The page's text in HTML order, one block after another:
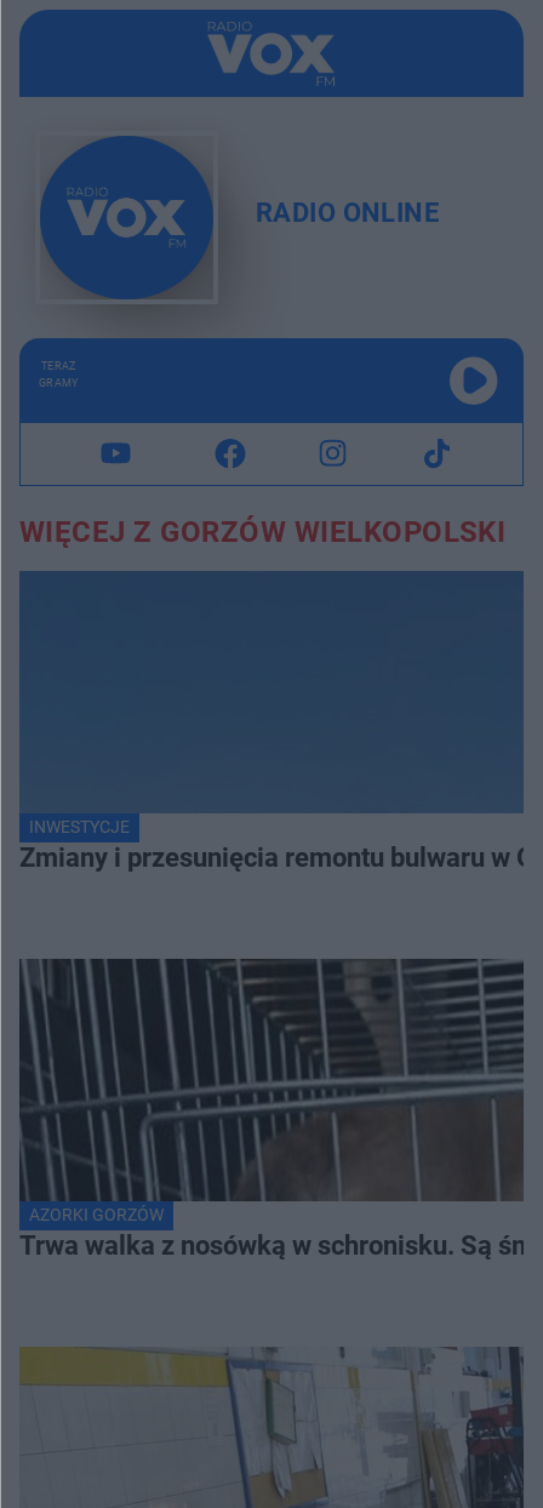
RADIO ONLINE
TERAZ
GRAMY
WIĘCEJ Z GORZÓW WIELKOPOLSKI
INWESTYCJE
Zmiany i przesunięcia remontu bulwaru w
AZORKI GORZÓW
Trwa walka z nosówką w schronisku. Są